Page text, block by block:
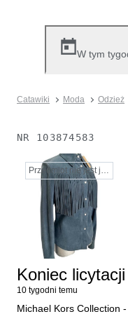
W tym
Catawiki Moda Odzież
NR 103874583
Przedmiot nie jest już dostępny
Koniec licytacji
10 tygodni temu
Michael Kors Collection